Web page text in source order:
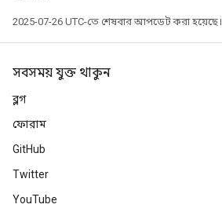
2025-07-26 UTC-তে শেষবার আপডেট করা হয়েছে।
সবসময় যুক্ত থাকুন
ব্লগ
ফোরাম
GitHub
Twitter
YouTube